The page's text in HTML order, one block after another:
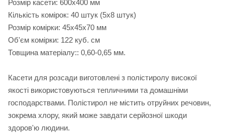
Розмір касети: 600х400 мм
Кількість комірок: 40 штук (5х8 штук)
Розмір комірки: 45х45х70 мм
Об'єм комірки: 122 куб. см
Товщина матеріалу:: 0,60-0,65 мм.
Касети для розсади виготовлені з полістиролу високої
якості використовуються тепличними та домашніми
господарствами. Полістирол не містить отруйних речовин,
зокрема хлору, який може завдати серйозної шкоди
здоров'ю людини.